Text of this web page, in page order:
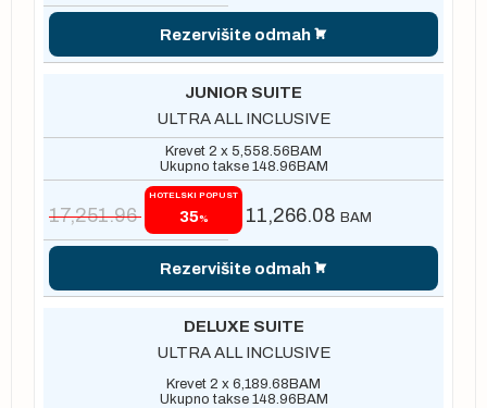
Rezervišite odmah
JUNIOR SUITE
ULTRA ALL INCLUSIVE
Krevet 2 x 5,558.56 BAM
Ukupno takse 148.96 BAM
17,251.96
HOTELSKI POPUST
35% 11,266.08 BAM
Rezervišite odmah
DELUXE SUITE
ULTRA ALL INCLUSIVE
Krevet 2 x 6,189.68 BAM
Ukupno takse 148.96 BAM